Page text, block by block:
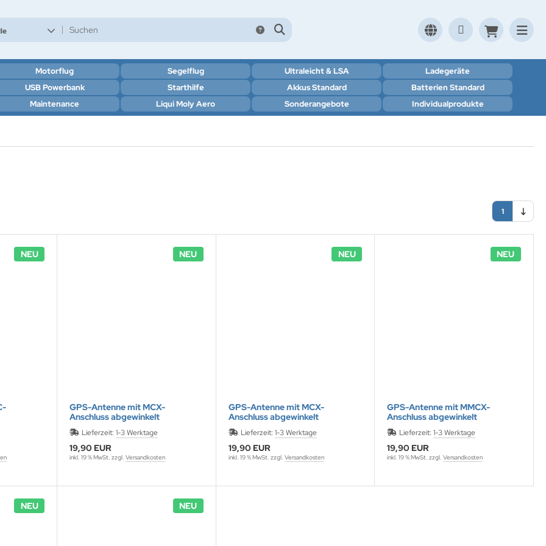
Motorflug Segelflug Ultraleicht & LSA
Ladegeräte
USB Powerbank Starthilfe Akkus Standard
Batterien Standard
Maintenance Liqui Moly Aero Sonderangebote Individualprodukte
1
NEU NEU
GPS-Antenne mit MCX-
Anschluss abgewinkelt
Lieferzeit:1-3 Werktage
19,90 EUR
inkl. 19 % MwSt. zzgl.Versandkosten
NEU
GPS-Antenne mit MCX-
Anschluss abgewinkelt
Lieferzeit: 1-3 Werktage
19,90 EUR
inkl. 19 % MwSt. zzgl. Versandkosten
NEU
GPS-Antenne mit MMCX-
Anschluss abgewinkelt
Lieferzeit:1-3 Werktage
19,90 EUR
inkl. 19 % MwSt. zzgl.Versandkosten
NEU NEU